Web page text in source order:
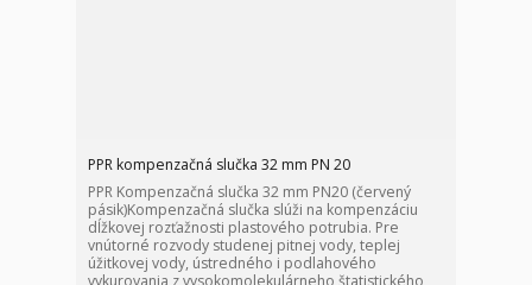
PPR kompenzačná slučka 32 mm PN 20
PPR Kompenzačná slučka 32 mm PN20 (červený
pásik)Kompenzačná slučka slúži na kompenzáciu
dĺžkovej rozťažnosti plastového potrubia. Pre
vnútorné rozvody studenej pitnej vody, teplej
úžitkovej vody, ústredného i podlahového